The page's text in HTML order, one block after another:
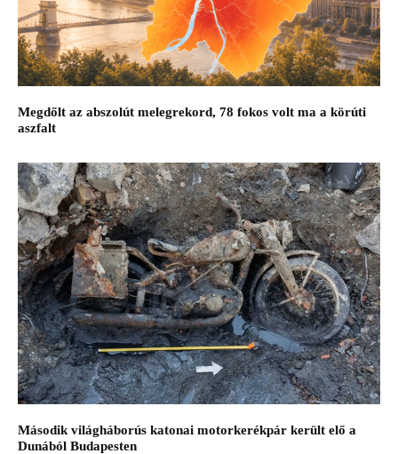
Megdőlt az abszolút melegrekord, 78 fokos volt ma a körúti
aszfalt
Második világháborús katonai motorkerékpár került elő a
Dunából Budapesten